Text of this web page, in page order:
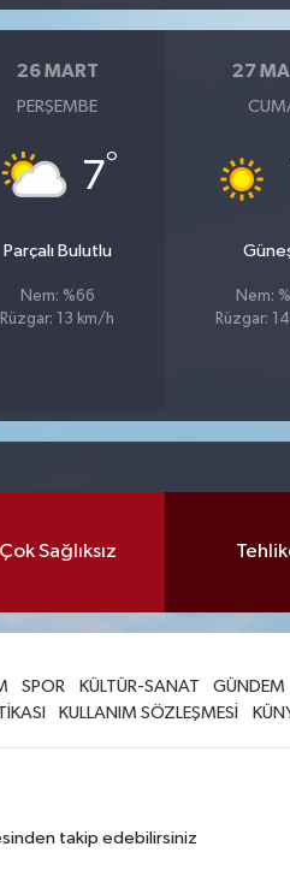
26 MART
PERŞEMBE
7°
Parçalı Bulutlu
Nem: %66
Rüzgar: 13 km/h
27
Nem:
Rüzgar:
Çok Sağlıksız
SPOR KÜLTÜR-SANAT GÜNDEM
KULLANIM SÖZLEŞMESİ
takip edebilirsiniz